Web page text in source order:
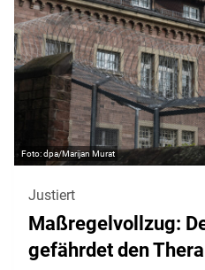
dpa/Marijan Murat
Justiert
Maßregelvollzug:
gefährdet den